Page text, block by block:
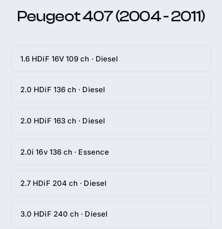
Peugeot 407 (2004 - 2011)
1.6 HDiF 16V 109 ch · Diesel
2.0 HDiF 136 ch · Diesel
2.0 HDiF 163 ch · Diesel
2.0i 16v 136 ch · Essence
2.7 HDiF 204 ch · Diesel
3.0 HDiF 240 ch · Diesel